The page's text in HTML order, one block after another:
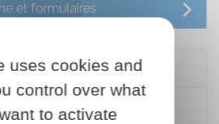
et formulaires
de voyage à l'étranger
uses cookies and
control over what
to activate